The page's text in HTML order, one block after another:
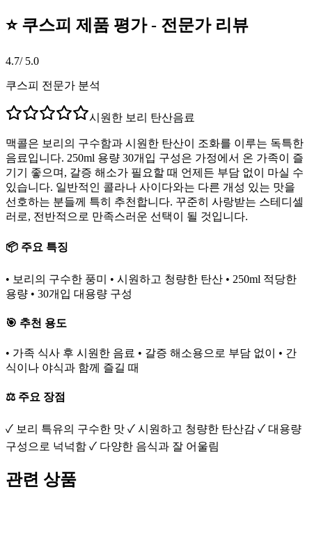
⭐ 쿠스피 제품 평가 - 전문가 리뷰
4.7/ 5.0
쿠스피 전문가 분석
시원한 보리 탄산음료
맥콜은 보리의 구수함과 시원한 탄산이 조화를 이루는 독특한
음료입니다. 250ml 용량 30개입 구성은 가정에서 온 가족이 즐
기기 좋으며, 갈증 해소가 필요할 때 언제든 부담 없이 마실 수
있습니다. 일반적인 콜라나 사이다와는 다른 개성 있는 맛을
선호하는 분들께 특히 추천합니다. 꾸준히 사랑받는 스테디셀
러로, 전반적으로 만족스러운 선택이 될 것입니다.
📦 주요 특징
• 보리의 구수한 풍미 • 시원하고 청량한 탄산 • 250ml 적당한
용량 • 30개입 대용량 구성
🎯 추천 용도
• 가족 식사 후 시원한 음료 • 갈증 해소용으로 부담 없이 • 간
식이나 야식과 함께 즐길 때
⚖️ 주요 장점
✓ 보리 특유의 구수한 맛 ✓ 시원하고 청량한 탄산감 ✓ 대용량
구성으로 넉넉함 ✓ 다양한 음식과 잘 어울림
관련 상품